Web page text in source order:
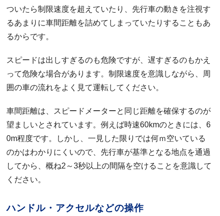
ついたら制限速度を超えていたり、先行車の動きを注視す
るあまりに車間距離を詰めてしまっていたりすることもあ
るからです。
スピードは出しすぎるのも危険ですが、遅すぎるのもかえ
って危険な場合があります。制限速度を意識しながら、周
囲の車の流れをよく見て運転してください。
車間距離は、スピードメーターと同じ距離を確保するのが
望ましいとされています。例えば時速60kmのときには、6
0m程度です。しかし、一見した限りでは何ｍ空いている
のかはわかりにくいので、先行車が基準となる地点を通過
してから、概ね2～3秒以上の間隔を空けることを意識して
ください。
ハンドル・アクセルなどの操作